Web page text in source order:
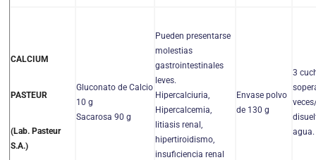
CALCIUM
PASTEUR
(Lab. Pasteur
S.A.)
Gluconato de Calcio
10 g
Sacarosa 90 g
Pueden presentarse
molestias
gastrointestinales
leves.
Hipercalciuria,
Hipercalcemia,
litiasis renal,
hipertiroidismo,
insuficiencia renal
Envase polvo
de 130 g
3
agua.